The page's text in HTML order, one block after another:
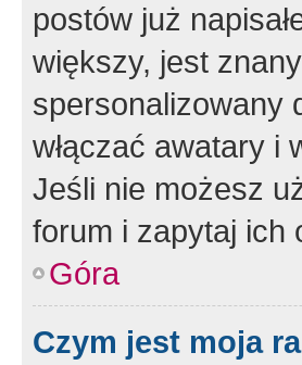
postów już
większy, jest
spersonalizowany
włączać awatary i
Jeśli nie możesz
forum i zapytaj ich
Góra
Czym jest moja